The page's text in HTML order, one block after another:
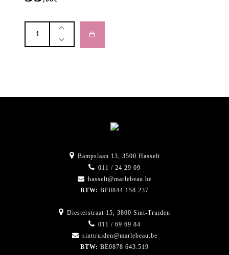
DISAPPEAR
CONCEALER
-
Bampslaan 13, 3500 Hasselt
011 / 24 29 09
hasselt@marlebeau.be
BTW: BE0844.158.237
Diesterstraat 15, 3800 Sint-Truiden
011 / 69 69 84
sinttruiden@marlebeau.be
BTW: BE0878.643.519